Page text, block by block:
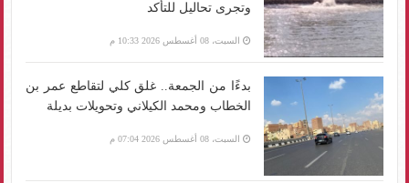
وتجرى تحاليل للتأكد
السبت، 08 أغسطس 2026 10:33 م
بدءًا من الجمعة.. غلق كلي لتقاطع عمر بن
الخطاب ومحمد الكيلاني وتحويلات بديلة
السبت، 08 أغسطس 2026 07:04 م